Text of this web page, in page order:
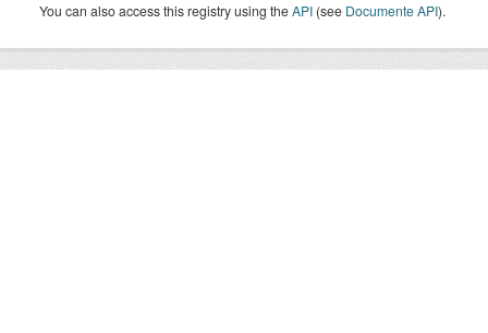
You can also access this registry using theAPI (see Documente API).